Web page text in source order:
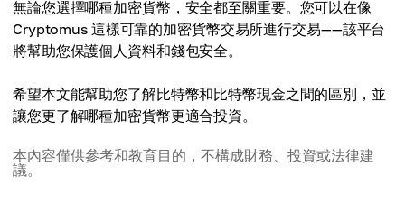
無論您選擇哪種加密貨幣，安全都至關重要。您可以在像
Cryptomus 這樣可靠的加密貨幣交易所進行交易——該平台
將幫助您保護個人資料和錢包安全。
希望本文能幫助您了解比特幣和比特幣現金之間的區別，並
讓您更了解哪種加密貨幣更適合投資。
本內容僅供參考和教育目的，不構成財務、投資或法律建
議。